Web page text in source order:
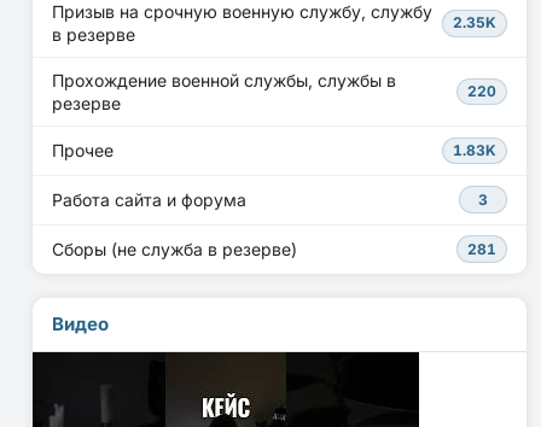
Призыв на срочную военную службу, службу
в резерве
2.35K
Прохождение военной службы, службы в
резерве
220
Прочее 1.83K
Работа сайта и форума 3
Сборы (не служба в резерве) 281
Видео